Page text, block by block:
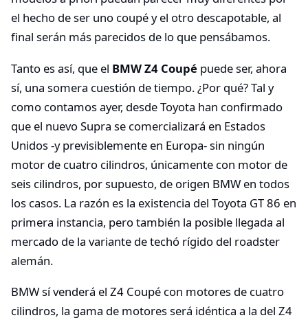
el hecho de ser uno coupé y el otro descapotable, al
final serán más parecidos de lo que pensábamos.
Tanto es así, que el BMW Z4 Coupé puede ser, ahora
sí, una somera cuestión de tiempo. ¿Por qué? Tal y
como contamos ayer, desde Toyota han confirmado
que el nuevo Supra se comercializará en Estados
Unidos -y previsiblemente en Europa- sin ningún
motor de cuatro cilindros, únicamente con motor de
seis cilindros, por supuesto, de origen BMW en todos
los casos. La razón es la existencia del Toyota GT 86 en
primera instancia, pero también la posible llegada al
mercado de la variante de techó rígido del roadster
alemán.
BMW sí venderá el Z4 Coupé con motores de cuatro
cilindros, la gama de motores será idéntica a la del Z4